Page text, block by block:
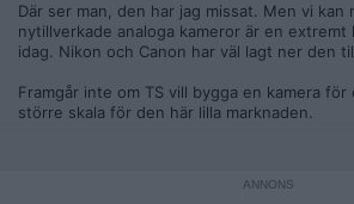
Där ser man, den har jag missat. Men vi
nytillverkade analoga kameror är en
idag. Nikon och Canon har väl lagt ner den
Framgår inte om TS vill bygga en kamera
större skala för den här lilla marknaden.